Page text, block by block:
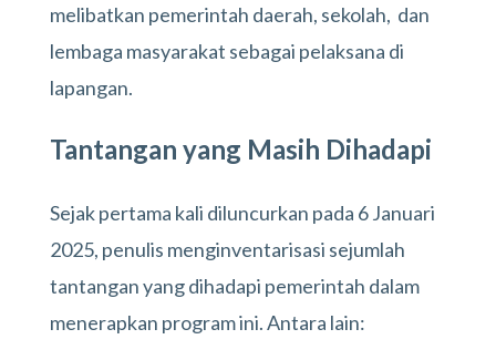
melibatkan pemerintah daerah, sekolah, dan
lembaga masyarakat sebagai pelaksana di
lapangan.
Tantangan yang Masih Dihadapi
Sejak pertama kali diluncurkan pada 6 Januari
2025, penulis menginventarisasi sejumlah
tantangan yang dihadapi pemerintah dalam
menerapkan program ini. Antara lain: